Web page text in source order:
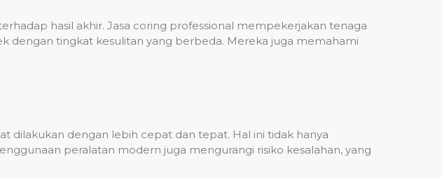
hasil akhir. Jasa coring professional mempekerjakan tenaga
dengan tingkat kesulitan yang berbeda. Mereka juga memahami
dilakukan dengan lebih cepat dan tepat. Hal ini tidak hanya
peralatan modern juga mengurangi risiko kesalahan, yang